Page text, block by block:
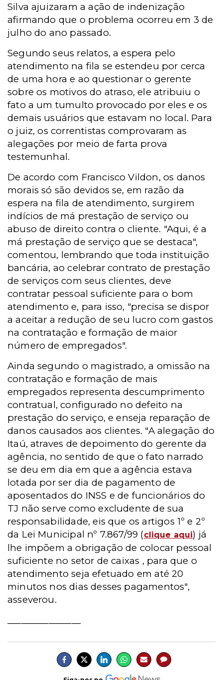
Silva ajuizaram a ação de indenização
afirmando que o problema ocorreu em 3 de
julho do ano passado.
Segundo seus relatos, a espera pelo
atendimento na fila se estendeu por cerca
de uma hora e ao questionar o gerente
sobre os motivos do atraso, ele atribuiu o
fato a um tumulto provocado por eles e os
demais usuários que estavam no local. Para
o juiz, os correntistas comprovaram as
alegações por meio de farta prova
testemunhal.
De acordo com Francisco Vildon, os danos
morais só são devidos se, em razão da
espera na fila de atendimento, surgirem
indícios de má prestação de serviço ou
abuso de direito contra o cliente. "Aqui, é a
má prestação de serviço que se destaca",
comentou, lembrando que toda instituição
bancária, ao celebrar contrato de prestação
de serviços com seus clientes, deve
contratar pessoal suficiente para o bom
atendimento e, para isso, "precisa se dispor
a aceitar a redução de seu lucro com gastos
na contratação e formação de maior
número de empregados".
Ainda segundo o magistrado, a omissão na
contratação e formação de mais
empregados representa descumprimento
contratual, configurado no defeito na
prestação do serviço, e enseja reparação de
danos causados aos clientes. "A alegação do
Itaú, atraves de depoimento do gerente da
agência, no sentido de que o fato narrado
se deu em dia em que a agência estava
lotada por ser dia de pagamento de
aposentados do INSS e de funcionários do
TJ não serve como excludente de sua
responsabilidade, eis que os artigos 1º e 2º
da Lei Municipal nº 7.867/99 (clique aqui) já
lhe impõem a obrigação de colocar pessoal
suficiente no setor de caixas , para que o
atendimento seja efetuado em até 20
minutos nos dias desses pagamentos",
asseverou.